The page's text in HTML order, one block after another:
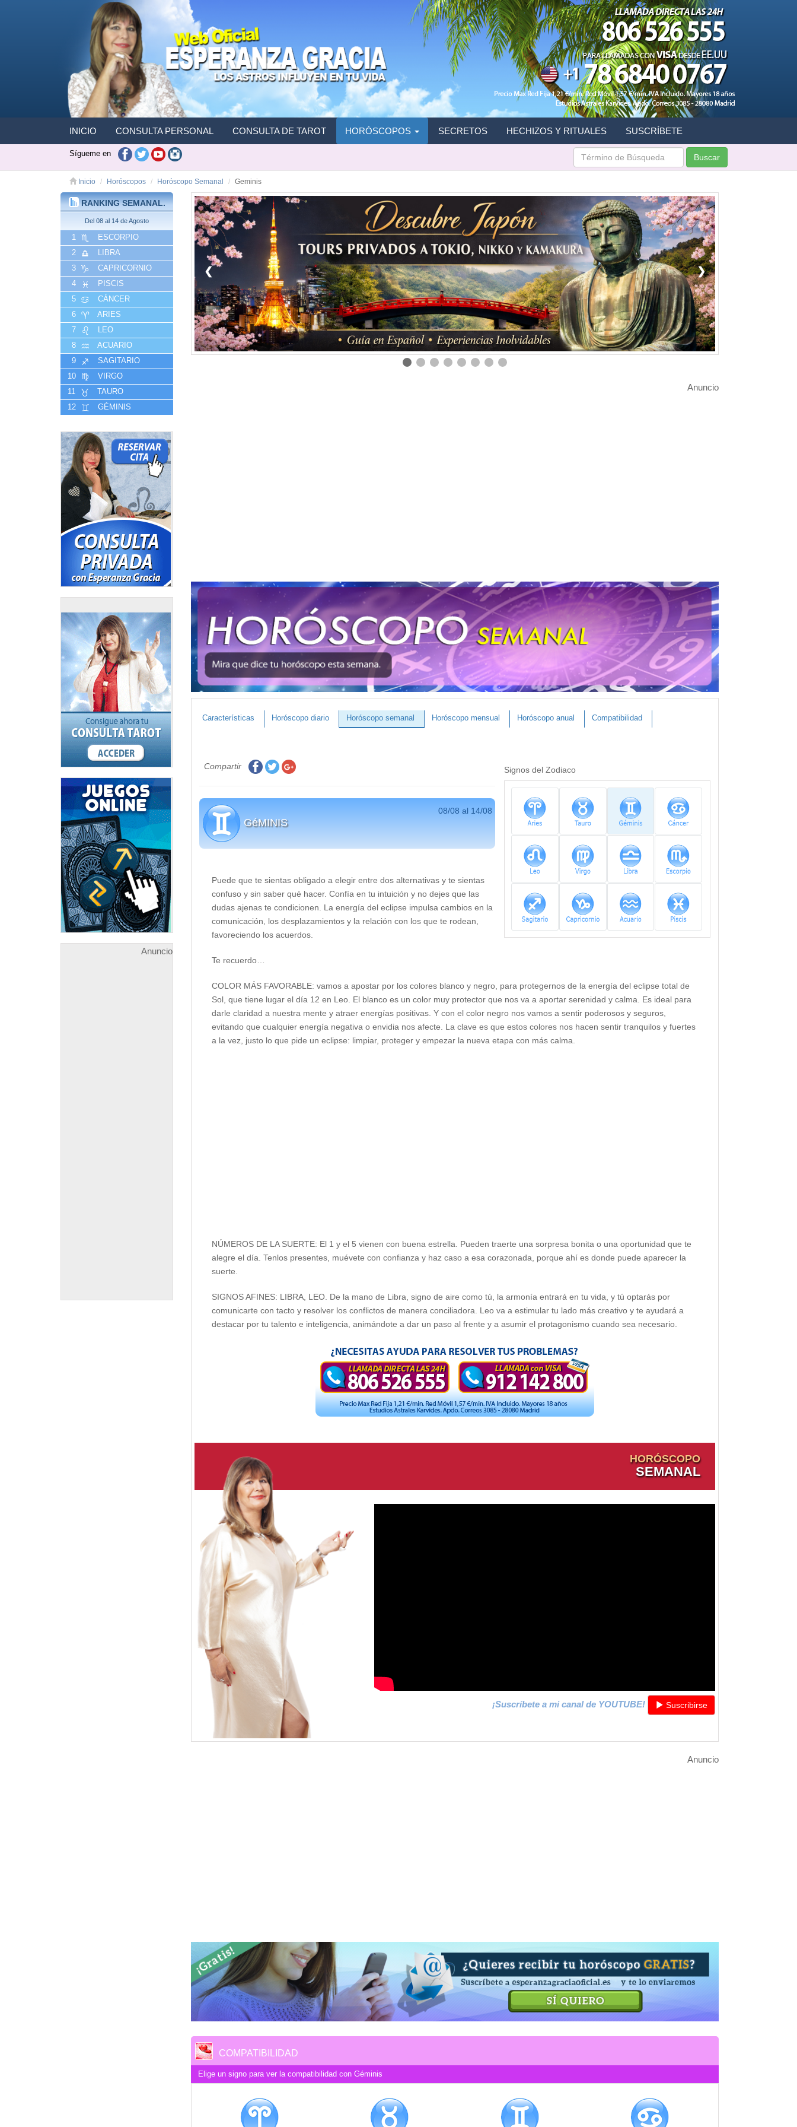
INICIO CONSULTA PERSONAL CONSULTA DE TAROT HORÓSCOPOS SECRETOS HECHIZOS Y RITUALES SUSCRÍBETE
Sígueme en Buscar
Inicio Horóscopos Horóscopo Semanal Geminis
RANKING SEMANAL.
Del 08 al 14 de Agosto
1
ESCORPIO
2
LIBRA
3
CAPRICORNIO
4
PISCIS
5
CÁNCER
6
ARIES
7
LEO
8
ACUARIO
9
SAGITARIO
10
VIRGO
11
TAURO
12
GÉMINIS
Anuncio
❮ ❯
Anuncio
Características Horóscopo diario Horóscopo semanal Horóscopo mensual Horóscopo anual Compatibilidad
Signos del Zodiaco
Compartir
GéMINIS
08/08 al 14/08
Puede que te sientas obligado a elegir entre dos alternativas y te sientas
confuso y sin saber qué hacer. Confía en tu intuición y no dejes que las
dudas ajenas te condicionen. La energía del eclipse impulsa cambios en la
comunicación, los desplazamientos y la relación con los que te rodean,
favoreciendo los acuerdos.
Te recuerdo…
COLOR MÁS FAVORABLE: vamos a apostar por los colores blanco y negro, para protegernos de la energía del eclipse total de
Sol, que tiene lugar el día 12 en Leo. El blanco es un color muy protector que nos va a aportar serenidad y calma. Es ideal para
darle claridad a nuestra mente y atraer energías positivas. Y con el color negro nos vamos a sentir poderosos y seguros,
evitando que cualquier energía negativa o envidia nos afecte. La clave es que estos colores nos hacen sentir tranquilos y fuertes
a la vez, justo lo que pide un eclipse: limpiar, proteger y empezar la nueva etapa con más calma.
NÚMEROS DE LA SUERTE: El 1 y el 5 vienen con buena estrella. Pueden traerte una sorpresa bonita o una oportunidad que te
alegre el día. Tenlos presentes, muévete con confianza y haz caso a esa corazonada, porque ahí es donde puede aparecer la
suerte.
SIGNOS AFINES: LIBRA, LEO. De la mano de Libra, signo de aire como tú, la armonía entrará en tu vida, y tú optarás por
comunicarte con tacto y resolver los conflictos de manera conciliadora. Leo va a estimular tu lado más creativo y te ayudará a
destacar por tu talento e inteligencia, animándote a dar un paso al frente y a asumir el protagonismo cuando sea necesario.
HORÓSCOPO
SEMANAL
¡Suscríbete a mi canal de YOUTUBE! Suscribirse
Anuncio
COMPATIBILIDAD
Elige un signo para ver la compatibilidad con Géminis